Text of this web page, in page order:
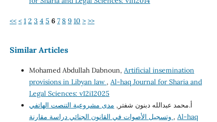
<< < 1 2 3 4 5 6 7 8 9 10 > >>
Similar Articles
Mohamed Abdullah Dabnoun, Artificial insemination
provisions in Libyan law , Al-haq Journal for Sharia and
Legal Sciences: v12i12025
أ.محمد عبدالله دبنون شفتر, مدى مشروعية التنصت الهاتفي
, Al-haq